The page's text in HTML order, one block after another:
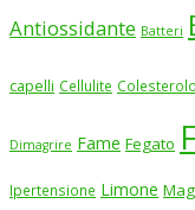
Antiossidante Batteri
capelli Cellulite Colesterolo
Dimagrire Fame Fegato
Ipertensione Limone